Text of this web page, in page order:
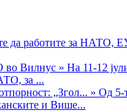
да работите за НАТО,
во Вилнус » На 11-12
за ...
„Згол... » Од 5-
и Више...